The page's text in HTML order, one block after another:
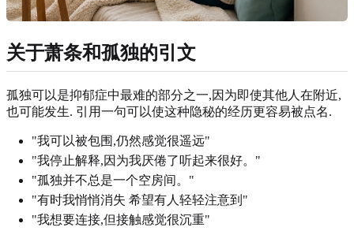
关于萧条和孤独的引文
孤独可以是抑郁症中最难的部分之一,因为即使其他人在附近,
也可能发生. 引用一句可以使这种隐秘的经历更容易被点名.
"我可以被包围,仍然感觉很遥远"
"我停止解释,因为我厌倦了听起来很好。"
"孤独并不总是一个空房间。"
"有时我悄悄消失 希望有人轻轻注意到"
"我想要连接,但接触感觉很沉重"